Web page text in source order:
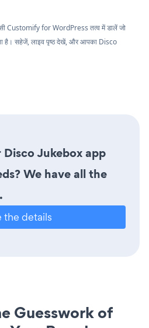
Customify for WordPress तत्व में डालें जो
है। सहेजें, लाइव पृष्ठ देखें, और आपका Disco
Jukebox app
We have all the
the details
Guesswork of